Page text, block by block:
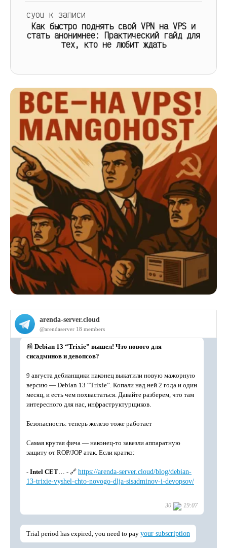
cyou к записи
Как быстро поднять свой VPN на VPS и
стать анонимнее: Практический гайд для
тех, кто не любит ждать